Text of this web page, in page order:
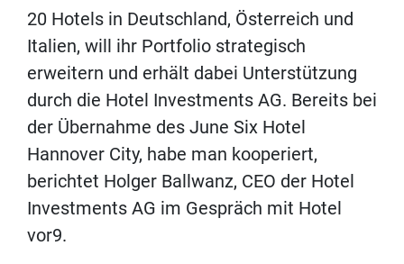
20 Hotels in Deutschland, Österreich und
Italien, will ihr Portfolio strategisch
erweitern und erhält dabei Unterstützung
durch die Hotel Investments AG. Bereits bei
der Übernahme des June Six Hotel
Hannover City, habe man kooperiert,
berichtet Holger Ballwanz, CEO der Hotel
Investments AG im Gespräch mit Hotel
vor9.